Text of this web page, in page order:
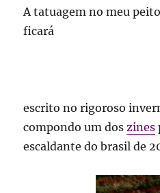
A tatuagem no meu
ficará
escrito no rigoroso
compondo um dos zines
escaldante do brasil de